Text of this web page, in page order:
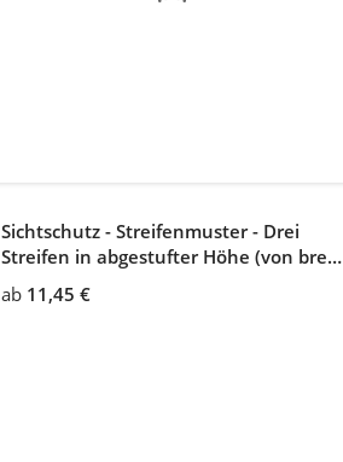
Sichtschutz - Streifenmuster - Drei
Streifen in abgestufter Höhe (von breit
zu schmal)
ab 11,45 €